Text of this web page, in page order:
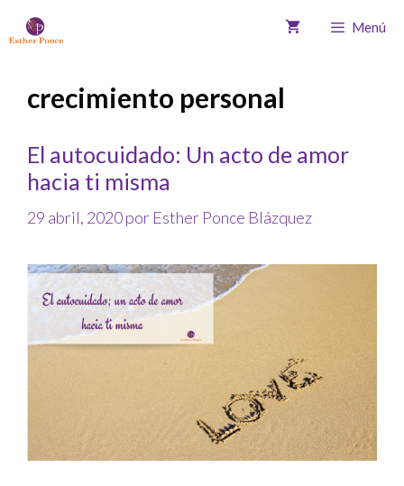
Menú
crecimiento personal
El autocuidado: Un acto de amor
hacia ti misma
29 abril, 2020por Esther Ponce Blázquez